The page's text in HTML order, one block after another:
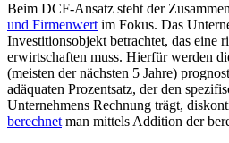
Beim DCF-Ansatz steht der
und Firmenwert im Fokus. Das
Investitionsobjekt betrachtet, das eine
erwirtschaften muss. Hierfür werden
(meisten der nächsten 5 Jahre)
adäquaten Prozentsatz, der den
Unternehmens Rechnung trägt,
berechnet man mittels Addition der